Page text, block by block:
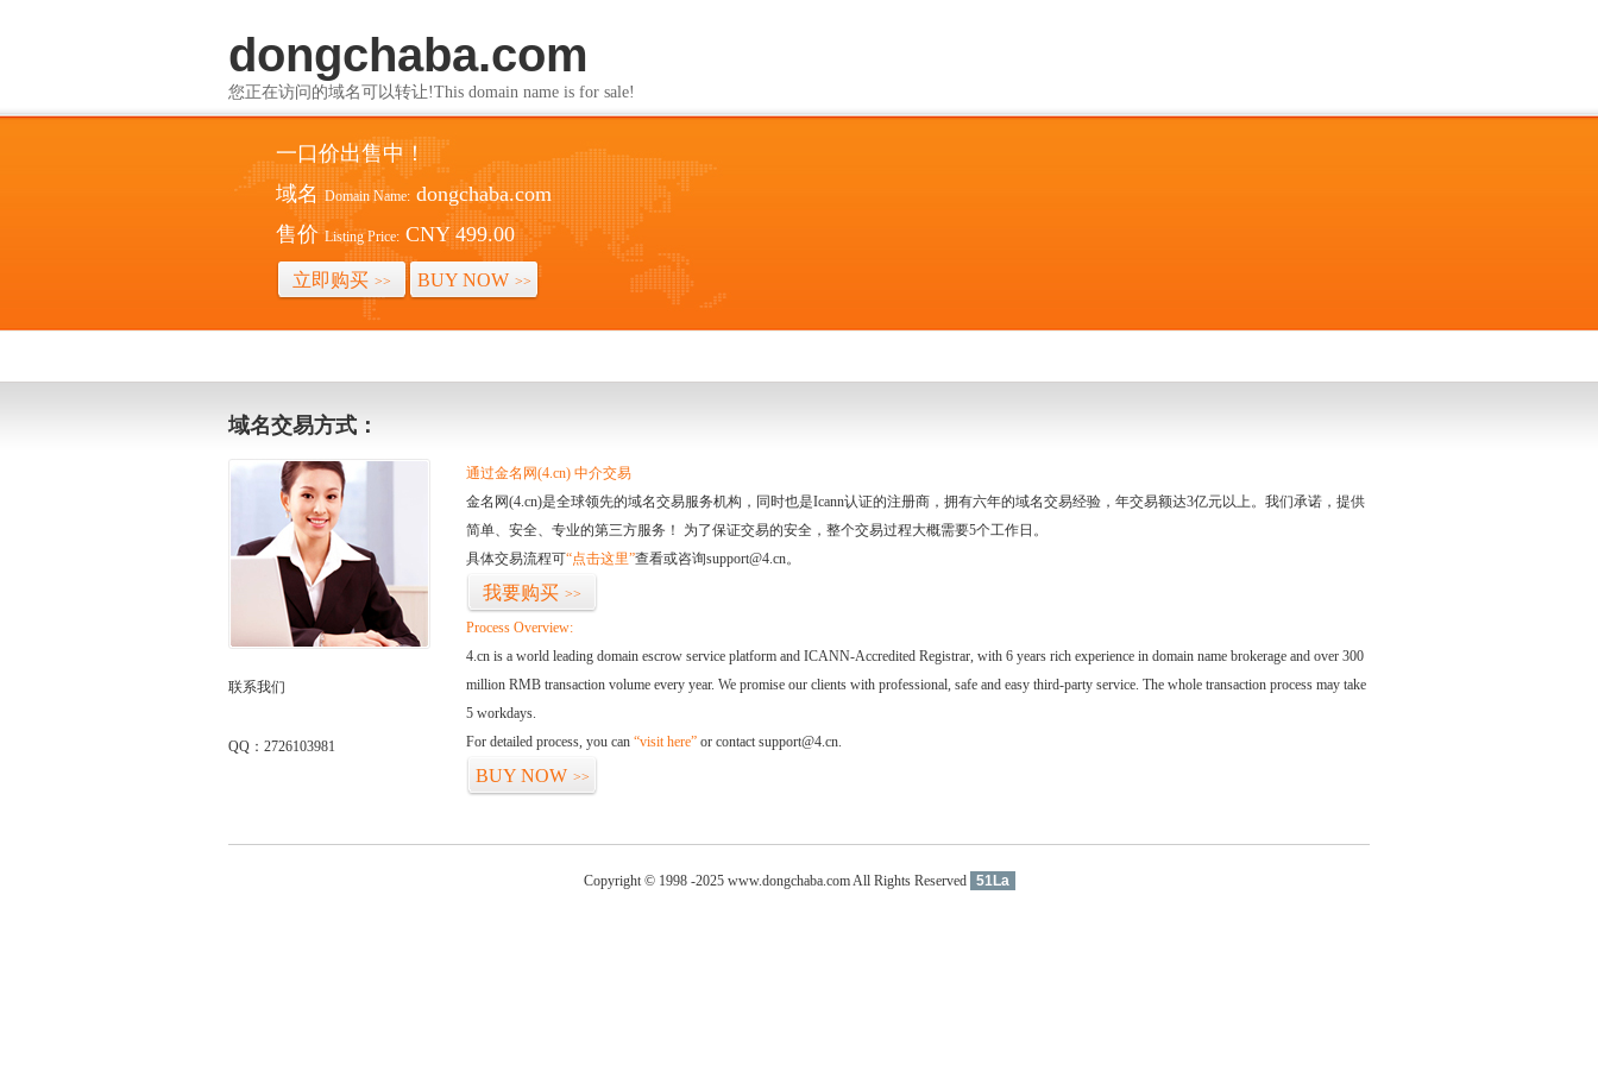
dongchaba.com
您正在访问的域名可以转让!This domain name is for sale!
一口价出售中！
域名 Domain Name: dongchaba.com
售价 Listing Price: CNY 499.00
立即购买 >> BUY NOW >>
域名交易方式：
联系我们
QQ：2726103981
通过金名网(4.cn) 中介交易
金名网(4.cn)是全球领先的域名交易服务机构，同时也是Icann认证的注册商，拥有六年的域名交易经验，年交易额达3亿元以上。我们承诺，提供
简单、安全、专业的第三方服务！ 为了保证交易的安全，整个交易过程大概需要5个工作日。
具体交易流程可“点击这里”查看或咨询support@4.cn。
我要购买 >>
Process Overview:
4.cn is a world leading domain escrow service platform and ICANN-Accredited Registrar, with 6 years rich experience in domain name brokerage and over 300
million RMB transaction volume every year. We promise our clients with professional, safe and easy third-party service. The whole transaction process may take
5 workdays.
For detailed process, you can “visit here” or contact support@4.cn.
BUY NOW >>
Copyright © 1998 -2025 www.dongchaba.com All Rights Reserved 51La